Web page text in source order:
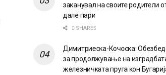
заканувал на своите родители
дале пари
0 SHARES
Димитриеска-Кочоска:
за продолжување на
железничката пруга кон